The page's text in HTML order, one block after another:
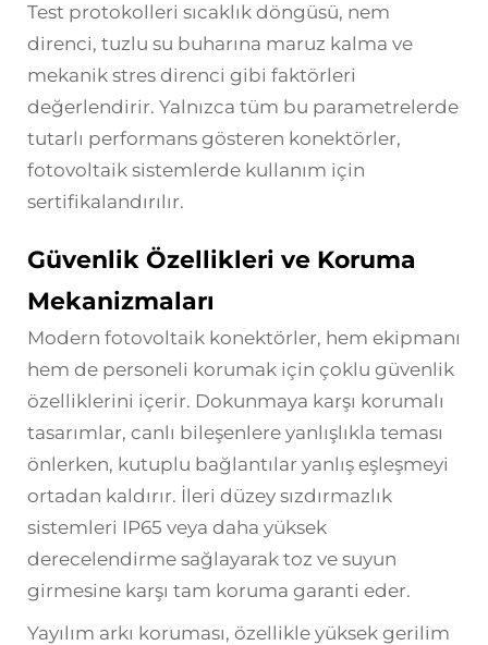
Test protokolleri sıcaklık döngüsü, nem
direnci, tuzlu su buharına maruz kalma ve
mekanik stres direnci gibi faktörleri
değerlendirir. Yalnızca tüm bu parametrelerde
tutarlı performans gösteren konektörler,
fotovoltaik sistemlerde kullanım için
sertifikalandırılır.
Güvenlik Özellikleri ve Koruma
Mekanizmaları
Modern fotovoltaik konektörler, hem ekipmanı
hem de personeli korumak için çoklu güvenlik
özelliklerini içerir. Dokunmaya karşı korumalı
tasarımlar, canlı bileşenlere yanlışlıkla teması
önlerken, kutuplu bağlantılar yanlış eşleşmeyi
ortadan kaldırır. İleri düzey sızdırmazlık
sistemleri IP65 veya daha yüksek
derecelendirme sağlayarak toz ve suyun
girmesine karşı tam koruma garanti eder.
Yayılım arkı koruması, özellikle yüksek gerilim